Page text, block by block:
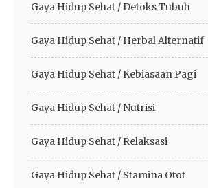
Gaya Hidup Sehat / Detoks Tubuh
Gaya Hidup Sehat / Herbal Alternatif
Gaya Hidup Sehat / Kebiasaan Pagi
Gaya Hidup Sehat / Nutrisi
Gaya Hidup Sehat / Relaksasi
Gaya Hidup Sehat / Stamina Otot